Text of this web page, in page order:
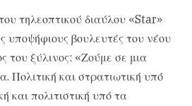
τηλεοπτικού διαύλου «Star»
υποψήφιους βουλευτές του νέου
του ξύλινος: «Ζούμε σε μια
Πολιτική και στρατιωτική υπό
και πολιτιστική υπό τα